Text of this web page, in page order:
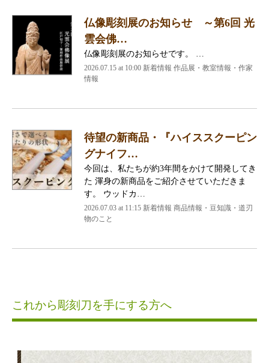
仏像彫刻展のお知らせ ～第6回 光
雲会佛…
仏像彫刻展のお知らせです。 …
2026.07.15 at 10:00 新着情報 作品展・教室情報・作家
情報
待望の新商品・『ハイススクーピン
グナイフ…
今回は、私たちが約3年間をかけて開発してき
た 渾身の新商品をご紹介させていただきま
す。 ウッドカ…
2026.07.03 at 11:15 新着情報 商品情報・豆知識・道刃
物のこと
これから彫刻刀を手にする方へ